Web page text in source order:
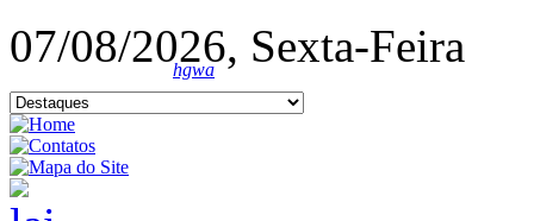
07/08/2026, Sexta-Feira
hgwa